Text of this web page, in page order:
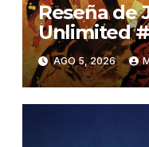
Reseña de
Unlimited
AGO 5, 2026